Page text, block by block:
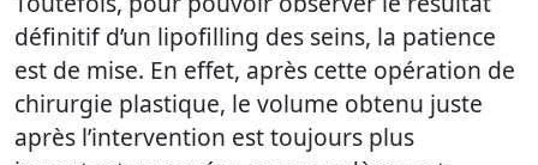
définitif d’un lipofilling des seins, la patience
est de mise. En effet, après cette opération de
chirurgie plastique, le volume obtenu juste
après l’intervention est toujours plus